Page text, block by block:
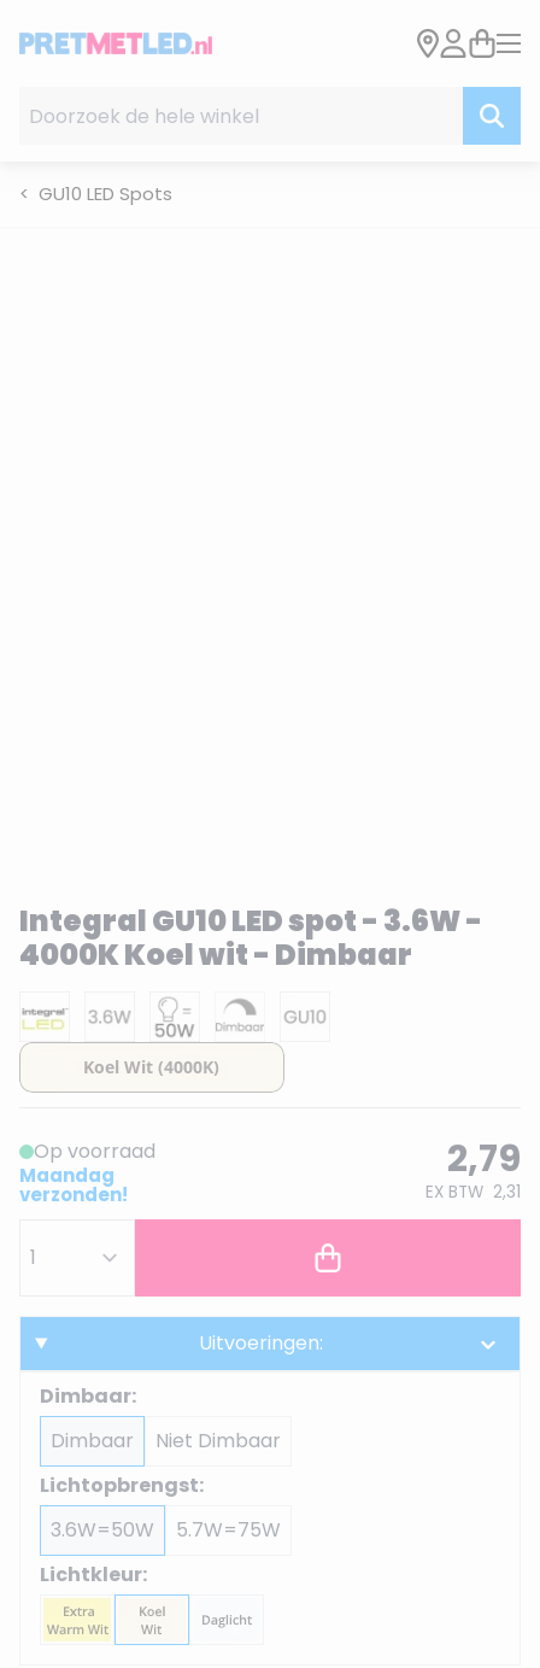
GU10 LED Spots
Integral GU10 LED spot - 3.6W -
4000K Koel wit - Dimbaar
Op voorraad
Maandag
verzonden!
2,79
EX BTW 2,31
Uitvoeringen:
Dimbaar:
Dimbaar
Niet Dimbaar
Lichtopbrengst:
3.6W=50W
5.7W=75W
Lichtkleur: